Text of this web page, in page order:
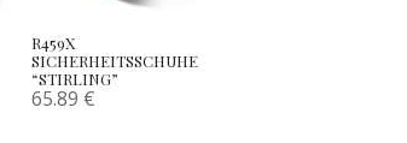
R459X
SICHERHEITSSCHUHE
“STIRLING”
65.89 €